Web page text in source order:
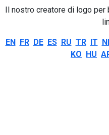
Il nostro creatore di logo
EN FR DE ES RU TR IT
KO HU